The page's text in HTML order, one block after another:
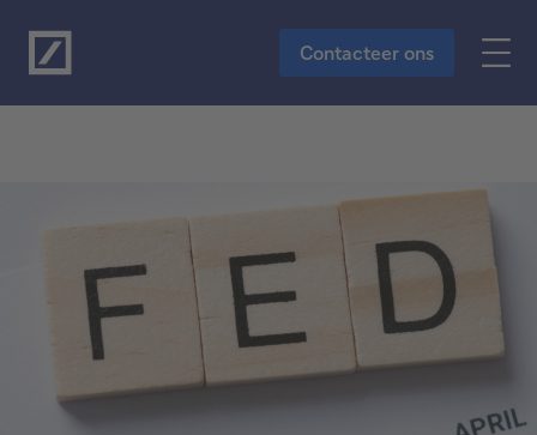
Naar de hoofdinhoud
Contacteer ons